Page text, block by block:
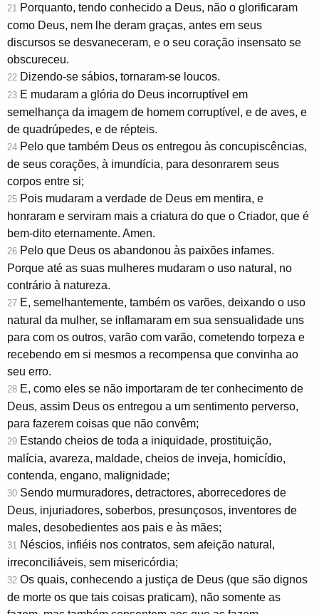
21 Porquanto, tendo conhecido a Deus, não o glorificaram
como Deus, nem lhe deram graças, antes em seus
discursos se desvaneceram, e o seu coração insensato se
obscureceu.
22 Dizendo-se sábios, tornaram-se loucos.
23 E mudaram a glória do Deus incorruptível em
semelhança da imagem de homem corruptível, e de aves, e
de quadrúpedes, e de répteis.
24 Pelo que também Deus os entregou às concupiscências,
de seus corações, à imundícia, para desonrarem seus
corpos entre si;
25 Pois mudaram a verdade de Deus em mentira, e
honraram e serviram mais a criatura do que o Criador, que é
bem-dito eternamente. Amen.
26 Pelo que Deus os abandonou às paixões infames.
Porque até as suas mulheres mudaram o uso natural, no
contrário à natureza.
27 E, semelhantemente, também os varões, deixando o uso
natural da mulher, se inflamaram em sua sensualidade uns
para com os outros, varão com varão, cometendo torpeza e
recebendo em si mesmos a recompensa que convinha ao
seu erro.
28 E, como eles se não importaram de ter conhecimento de
Deus, assim Deus os entregou a um sentimento perverso,
para fazerem coisas que não convêm;
29 Estando cheios de toda a iniquidade, prostituição,
malícia, avareza, maldade, cheios de inveja, homicídio,
contenda, engano, malignidade;
30 Sendo murmuradores, detractores, aborrecedores de
Deus, injuriadores, soberbos, presunçosos, inventores de
males, desobedientes aos pais e às mães;
31 Néscios, infiéis nos contratos, sem afeição natural,
irreconciliáveis, sem misericórdia;
32 Os quais, conhecendo a justiça de Deus (que são dignos
de morte os que tais coisas praticam), não somente as